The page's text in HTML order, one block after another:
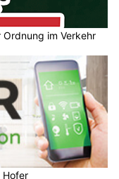
Ordnung im Verkehr
Hofer